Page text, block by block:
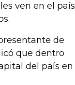
ven en el país
de
que dentro
del país en